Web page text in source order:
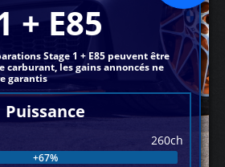
+ E85
Stage 1 + E85 peuvent être
les gains annoncés ne
garantis
Puissance
260ch
+67%